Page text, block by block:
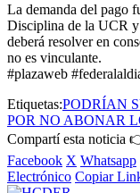
La demanda del pago
Disciplina de la UCR
deberá resolver en
no es vinculante.
#plazaweb
Etiquetas:PODRÍAN
POR NO ABONAR
Compartí esta noticia
Facebook X Whatsapp
Electrónico Copiar